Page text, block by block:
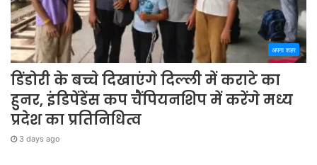
अपना शहर
डिंडोरी के बच्चे दिखाएंगे दिल्ली में कराटे का
हुनर, इंडिपेंडेंस कप चैंपियनशिप में करेंगे मध्य
प्रदेश का प्रतिनिधित्व
3 days ago